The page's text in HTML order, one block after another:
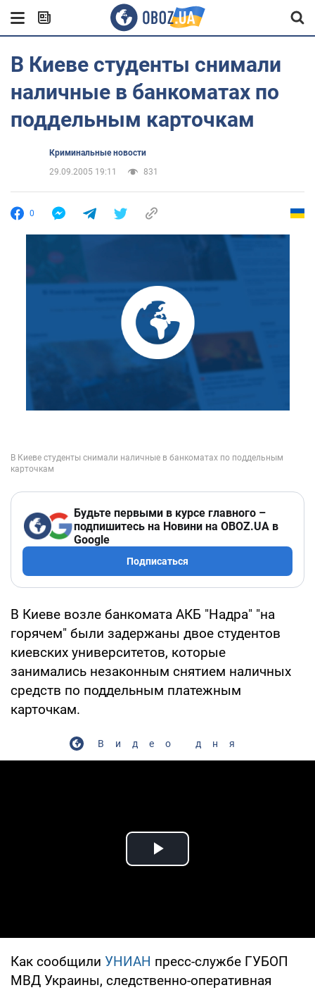
В Киеве студенты снимали
наличные в банкоматах по
поддельным карточкам
Криминальные новости
29.09.2005 19:11
831
0
Будьте первыми в курсе главного –
подпишитесь на Новини на OBOZ.UA в
Google
Подписаться
В Киеве возле банкомата АКБ "Надра" "на
горячем" были задержаны двое студентов
киевских университетов, которые
занимались незаконным снятием наличных
средств по поддельным платежным
карточкам.
Видео дня
Play Video
Как сообщили УНИАН пресс-службе ГУБОП
МВД Украины, следственно-оперативная